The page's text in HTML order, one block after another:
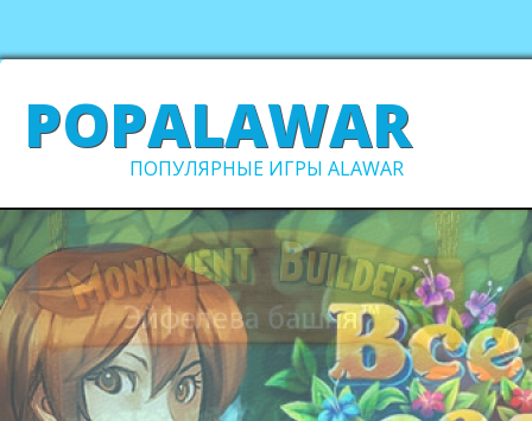
POPALAWAR
ПОПУЛЯРНЫЕ ИГРЫ ALAWAR